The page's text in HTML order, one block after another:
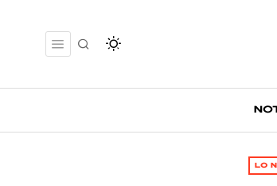
LO